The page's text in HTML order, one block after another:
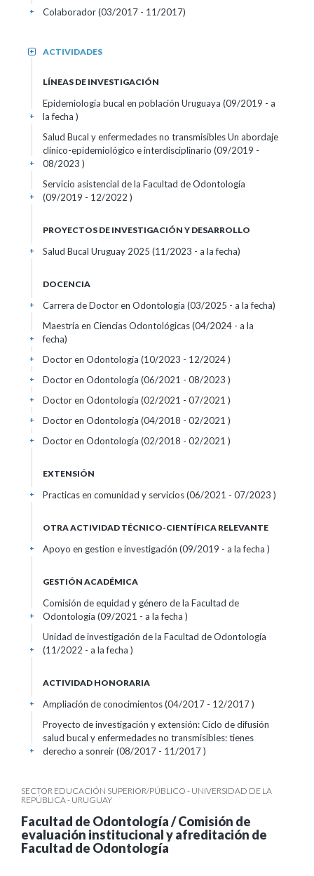
Colaborador (03/2017 - 11/2017)
+
ACTIVIDADES
+
LÍNEAS DE INVESTIGACIÓN
Epidemiología bucal en población Uruguaya (09/2019 - a
la fecha )
+
Salud Bucal y enfermedades no transmisibles Un abordaje
clínico-epidemiológico e interdisciplinario (09/2019 -
08/2023 )
+
Servicio asistencial de la Facultad de Odontología
(09/2019 - 12/2022 )
+
PROYECTOS DE INVESTIGACIÓN Y DESARROLLO
Salud Bucal Uruguay 2025 (11/2023 - a la fecha)
+
DOCENCIA
Carrera de Doctor en Odontología (03/2025 - a la fecha)
+
Maestría en Ciencias Odontológicas (04/2024 - a la
fecha)
+
Doctor en Odontología (10/2023 - 12/2024 )
+
Doctor en Odontología (06/2021 - 08/2023 )
+
Doctor en Odontología (02/2021 - 07/2021 )
+
Doctor en Odontología (04/2018 - 02/2021 )
+
Doctor en Odontología (02/2018 - 02/2021 )
+
EXTENSIÓN
Practicas en comunidad y servicios (06/2021 - 07/2023 )
+
OTRA ACTIVIDAD TÉCNICO-CIENTÍFICA RELEVANTE
Apoyo en gestion e investigación (09/2019 - a la fecha )
+
GESTIÓN ACADÉMICA
Comisión de equidad y género de la Facultad de
Odontología (09/2021 - a la fecha )
+
Unidad de investigación de la Facultad de Odontología
(11/2022 - a la fecha )
+
ACTIVIDAD HONORARIA
Ampliación de conocimientos (04/2017 - 12/2017 )
+
Proyecto de investigación y extensión: Ciclo de difusión
salud bucal y enfermedades no transmisibles: tienes
derecho a sonreir (08/2017 - 11/2017 )
+
SECTOR EDUCACIÓN SUPERIOR/PÚBLICO - UNIVERSIDAD DE LA
REPÚBLICA - URUGUAY
Facultad de Odontología / Comisión de
evaluación institucional y afreditación de
Facultad de Odontología